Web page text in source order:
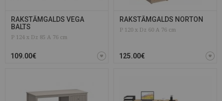
RAKSTĀMGALDS VEGA
BALTS
P 124 x Dz 85 A 76 cm
109.00€
RAKSTĀMGALDS NORTON
P 120 x Dz 60 A 76 cm
125.00€